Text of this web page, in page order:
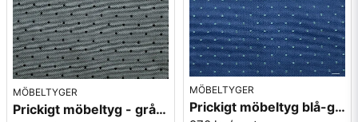
MÖBELTYGER
Prickigt möbeltyg - grå Micro nr.91
MÖBELTYGER
Prickigt möbeltyg blå-grön Micro nr.52